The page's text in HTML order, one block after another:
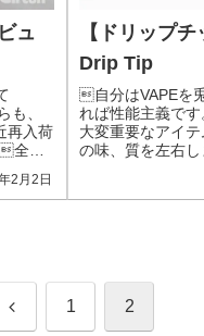
ュ
も、
再入荷
全長
2月2日
【ドリップ
Drip Tip
自分はVAPEを
れば性能主義で
大変重要なアイ
の味、質を左右
コいいDTは世の
前 1 2